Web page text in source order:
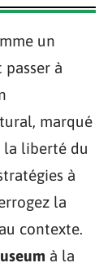
un
à
marqué
la liberté du
à
la
contexte.
à la